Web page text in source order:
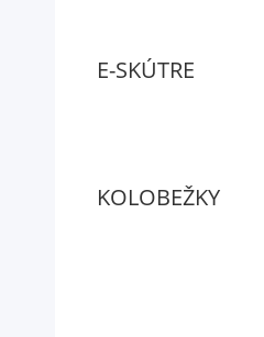
E-SKÚTRE
KOLOBEŽKY